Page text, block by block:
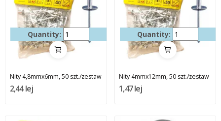
Quantity:
Nity 4,8mmx6mm, 50 szt./zestaw
2,44 lej
Quantity:
Nity 4mmx12mm, 50 szt./zestaw
1,47 lej